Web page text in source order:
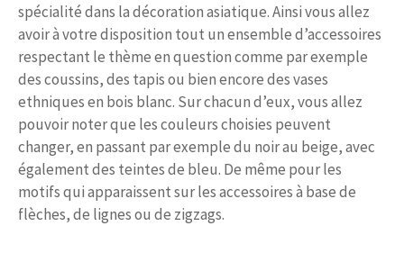
spécialité dans la décoration asiatique. Ainsi vous allez
avoir à votre disposition tout un ensemble d’accessoires
respectant le thème en question comme par exemple
des coussins, des tapis ou bien encore des vases
ethniques en bois blanc. Sur chacun d’eux, vous allez
pouvoir noter que les couleurs choisies peuvent
changer, en passant par exemple du noir au beige, avec
également des teintes de bleu. De même pour les
motifs qui apparaissent sur les accessoires à base de
flèches, de lignes ou de zigzags.